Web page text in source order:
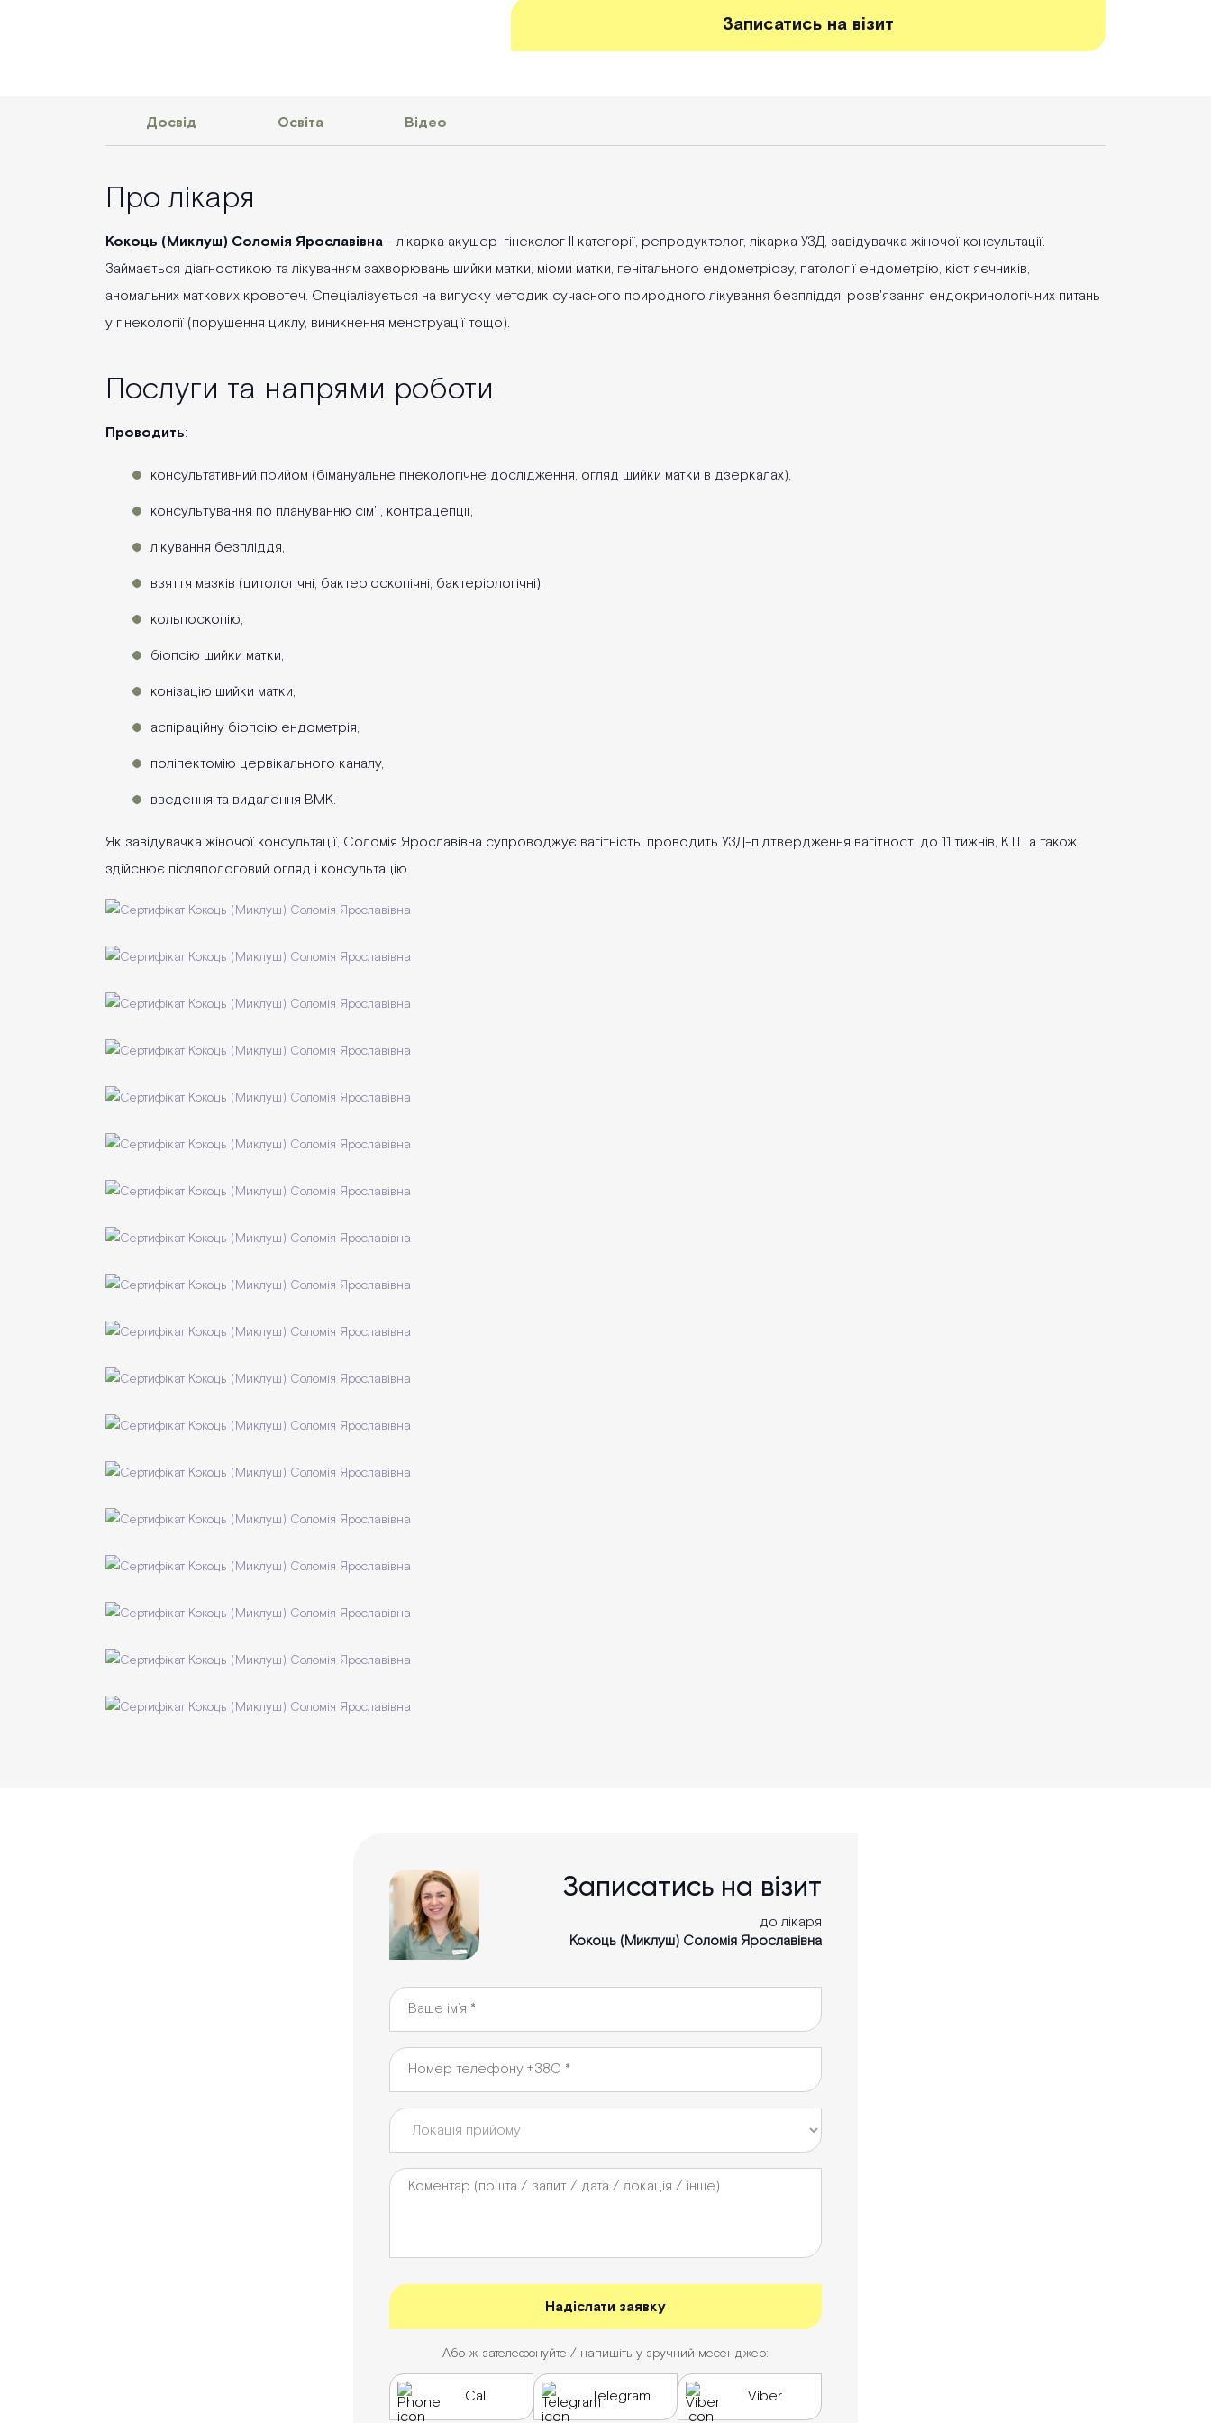
Записатись на візит
Досвід Освіта Відео
Про лікаря
Кокоць (Миклуш) Соломія Ярославівна- лікарка акушер-гінеколог ІІ категорії, репродуктолог, лікарка УЗД, завідувачка жіночої консультації.
Займається діагностикою та лікуванням захворювань шийки матки, міоми матки, генітального ендометріозу, патології ендометрію, кіст яєчників,
аномальних маткових кровотеч. Спеціалізується на випуску методик сучасного природного лікування безпліддя, розв'язання ендокринологічних питань
у гінекології (порушення циклу, виникнення менструації тощо).
Послуги та напрями роботи
Проводить:
консультативний прийом (бімануальне гінекологічне дослідження, огляд шийки матки в дзеркалах),
консультування по плануванню сім'ї, контрацепції,
лікування безпліддя,
взяття мазків (цитологічні, бактеріоскопічні, бактеріологічні),
кольпоскопію,
біопсію шийки матки,
конізацію шийки матки,
аспіраційну біопсію ендометрія,
поліпектомію цервікального каналу,
введення та видалення ВМК.
Як завідувачка жіночої консультації, Соломія Ярославівна супроводжує вагітність, проводить УЗД-підтвердження вагітності до 11 тижнів, КТГ, а також
здійснює післяпологовий огляд і консультацію.
Записатись на візит
до лікаря
Кокоць (Миклуш) Соломія Ярославівна
Або ж зателефонуйте / напишіть у зручний месенджер:
Call Telegram Viber